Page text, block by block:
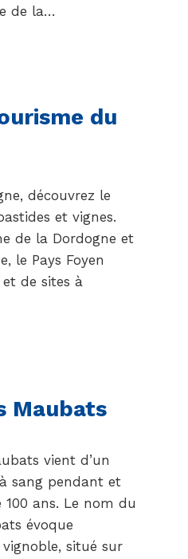
de la…
du
découvrez le
et vignes.
de la Dordogne et
le Pays Foyen
et de sites à
Maubats
vient d’un
sang pendant et
ans. Le nom du
évoque
situé sur